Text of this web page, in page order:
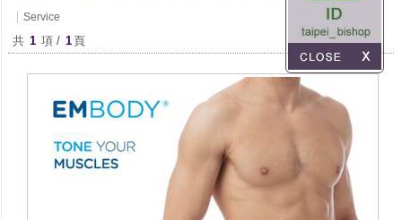
Service
共 1 項 / 1頁